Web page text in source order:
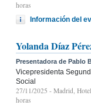
horas
Información del
Yolanda Díaz
Presentadora de Pablo
Vicepresidenta
Social
27/11/2025 - Madrid,
horas